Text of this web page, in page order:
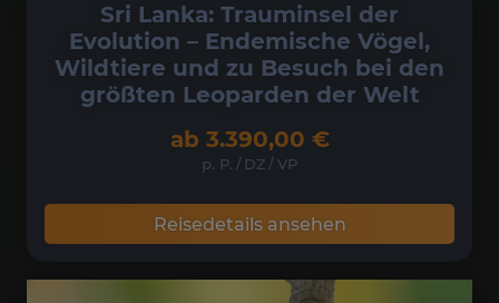
Sri Lanka: Trauminsel der
Evolution – Endemische Vögel,
Wildtiere und zu Besuch bei den
größten Leoparden der Welt
ab 3.390,00 €
p. P. / DZ / VP
Reisedetails ansehen